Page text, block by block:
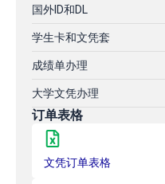
国外ID和DL
学生卡和文凭套
成绩单办理
大学文凭办理
订单表格
文凭订单表格